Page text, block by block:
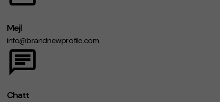
Mejl
info@brandnewprofile.com
Chatt